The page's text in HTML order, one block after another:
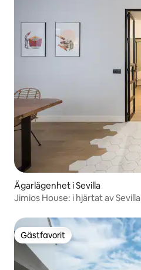
Ägarlägenhet i Sevilla
Jimios House: i hjärtat av Sevilla
Gästfavorit
Gästfavorit